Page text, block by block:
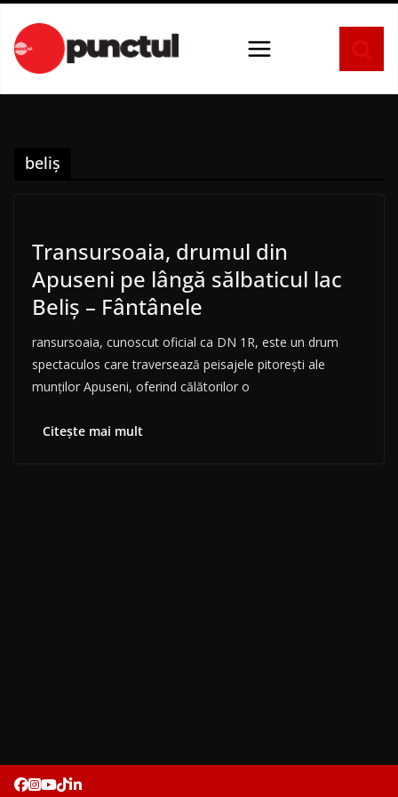
conținut
beliș
Transursoaia, drumul din
Apuseni pe lângă sălbaticul lac
Beliș – Fântânele
ransursoaia, cunoscut oficial ca DN 1R, este un drum
spectaculos care traversează peisajele pitorești ale
munților Apuseni, oferind călătorilor o
Citește mai mult